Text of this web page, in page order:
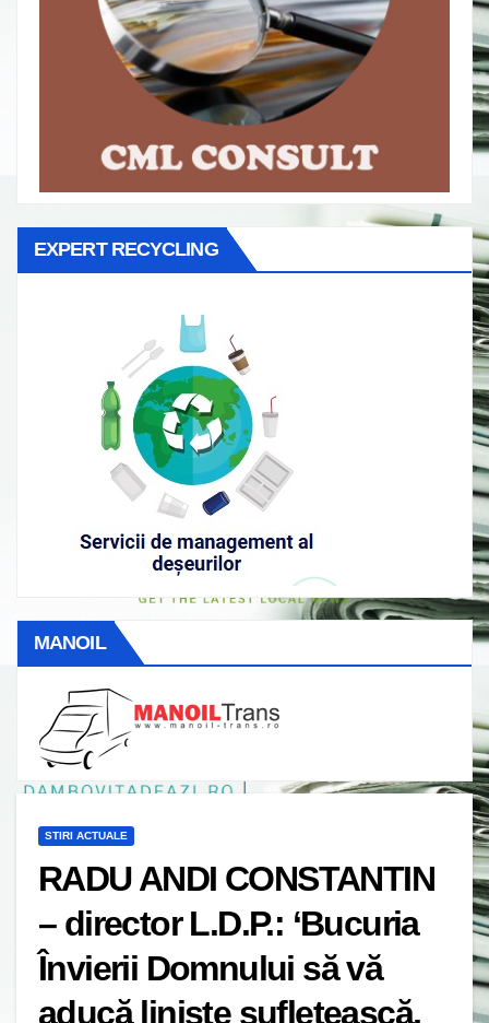
EXPERT RECYCLING
MANOIL
STIRI ACTUALE
RADU ANDI CONSTANTIN
– director L.D.P.: ‘Bucuria
Învierii Domnului să vă
aducă linişte sufletească,